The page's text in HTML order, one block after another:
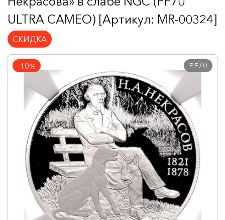
ULTRA CAMEO) [Артикул: MR-00324]
СКИДКА
-10% PF70